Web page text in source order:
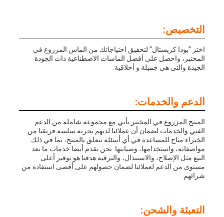
التخصيص:
اختر "يودا كريستال" لتحقيق احتياجاتك من الماس المزروع في
المختبر، واحصل على أفضل الماسات الاصطناعية ذات الجودة
الجيدة والتي هي جميلة و أخلاقية.
الدعم والخدمات:
المنتج المزروع في المختبر يأتي مع مجموعة شاملة من الدعم
الفني والخدمات لضمان أن عملائنا لديهم تجربة سلسة.فريقنا من
الخبراء متاح للمساعدة في أي أسئلة تتعلق بالمنتج، بما في ذلك
مواصفاته، واستخدامها، وصيانتها. نحن نقدم أيضا خدمات ما بعد
البيع مثل الإصلاح، والاستبدال، والترقية.هدفنا هو توفير أعلى
مستوى من الدعم لعملائنا لضمان حصولهم على أقصى استفادة من
شرائهم.
التعبئة والشحن: